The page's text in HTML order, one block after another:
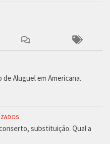
de Aluguel em Americana.
substituição. Qual a